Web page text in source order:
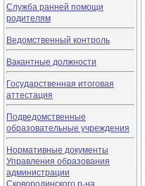
Служба ранней помощи
родителям
Ведомственный контроль
Вакантные должности
Государственная итоговая
аттестация
Подведомственные
образовательные учреждения
Нормативные документы
Управления образования
администрации
Сковородинского р-на